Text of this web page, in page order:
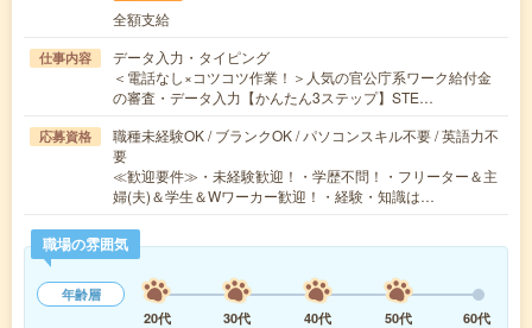
全額支給
仕事内容
データ入力・タイピング
＜電話なし×コツコツ作業！＞人気の官公庁系ワーク給付金
の審査・データ入力【かんたん3ステップ】STE…
応募資格
職種未経験OK / ブランクOK / パソコンスキル不要 / 英語力不
要
≪歓迎要件≫・未経験歓迎！・学歴不問！・フリーター＆主
婦(夫)＆学生＆Wワーカー歓迎！・経験・知識は…
職場の雰囲気
年齢層
20代
30代 40代 50代
60代